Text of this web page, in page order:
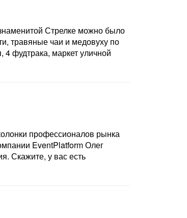
Стрелке можно было
травяные чаи и медовуху по
фудтрака, маркет уличной
профессионалов рынка
EventPlatform Олег
Скажите, у вас есть